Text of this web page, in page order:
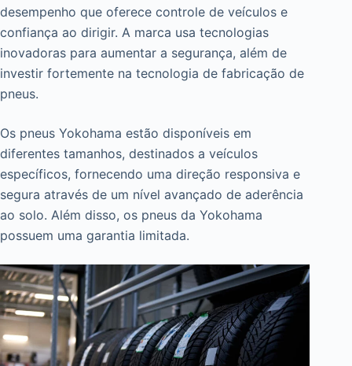
desempenho que oferece controle de veículos e
confiança ao dirigir. A marca usa tecnologias
inovadoras para aumentar a segurança, além de
investir fortemente na tecnologia de fabricação de
pneus.
Os pneus Yokohama estão disponíveis em
diferentes tamanhos, destinados a veículos
específicos, fornecendo uma direção responsiva e
segura através de um nível avançado de aderência
ao solo. Além disso, os pneus da Yokohama
possuem uma garantia limitada.